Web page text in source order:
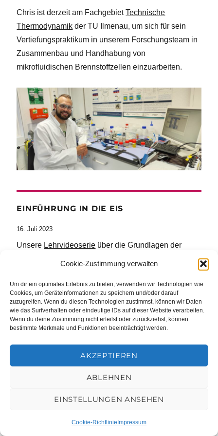
Cookie-Zustimmung verwalten
Um dir ein optimales Erlebnis zu bieten, verwenden wir Technologien wie
Cookies, um Geräteinformationen zu speichern und/oder darauf
zuzugreifen. Wenn du diesen Technologien zustimmst, können wir Daten
wie das Surfverhalten oder eindeutige IDs auf dieser Website verarbeiten.
Wenn du deine Zustimmung nicht erteilst oder zurückziehst, können
bestimmte Merkmale und Funktionen beeinträchtigt werden.
AKZEPTIEREN
ABLEHNEN
EINSTELLUNGEN ANSEHEN
Cookie-Richtlinie Impressum
Chris ist derzeit am FachgebietTechnische
Thermodynamik der TU Ilmenau, um sich für sein
Vertiefungspraktikum in unserem Forschungsteam in
Zusammenbau und Handhabung von
mikrofluidischen Brennstoffzellen einzuarbeiten.
EINFÜHRUNG IN DIE EIS
16. Juli 2023
Unsere Lehrvideoserie über die Grundlagen der